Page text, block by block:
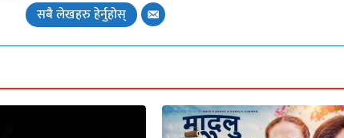
सबै लेखहरु हेर्नुहोस्